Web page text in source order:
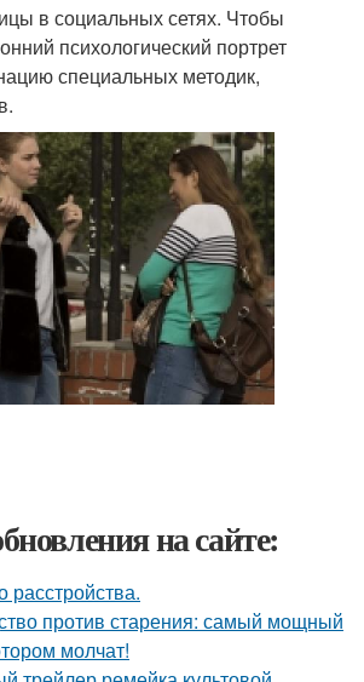
в социальных сетях. Чтобы
психологический портрет
специальных методик,
на сайте:
расстройства.
против старения: самый мощный
молчат!